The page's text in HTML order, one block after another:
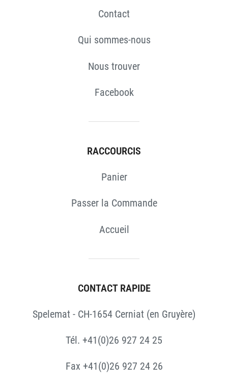
Contact
Qui sommes-nous
Nous trouver
Facebook
RACCOURCIS
Panier
Passer la Commande
Accueil
CONTACT RAPIDE
Spelemat - CH-1654 Cerniat (en Gruyère)
Tél. +41(0)26 927 24 25
Fax +41(0)26 927 24 26